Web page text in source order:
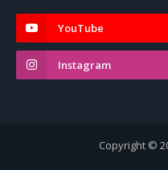
YouTube
Instagram
Copyright ©